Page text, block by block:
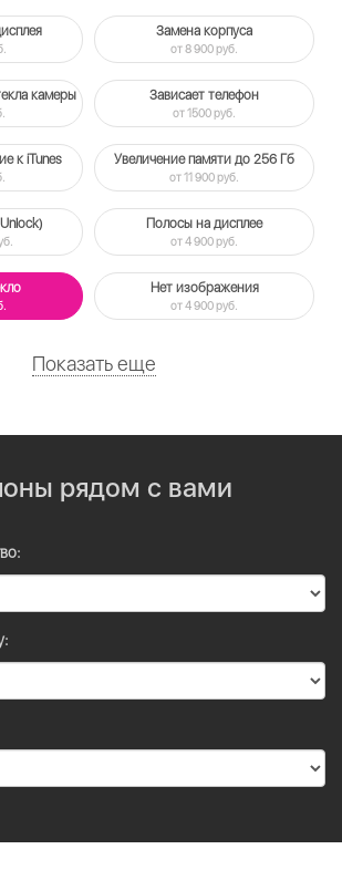
Замена корпуса
от 8 900 руб.
камеры Зависает телефон
от 1500 руб.
к iTunes Увеличение памяти до 256 Гб
от 11 900 руб.
Полосы на дисплее
от 4 900 руб.
Нет изображения
от 4 900 руб.
Показать еще
рядом с вами